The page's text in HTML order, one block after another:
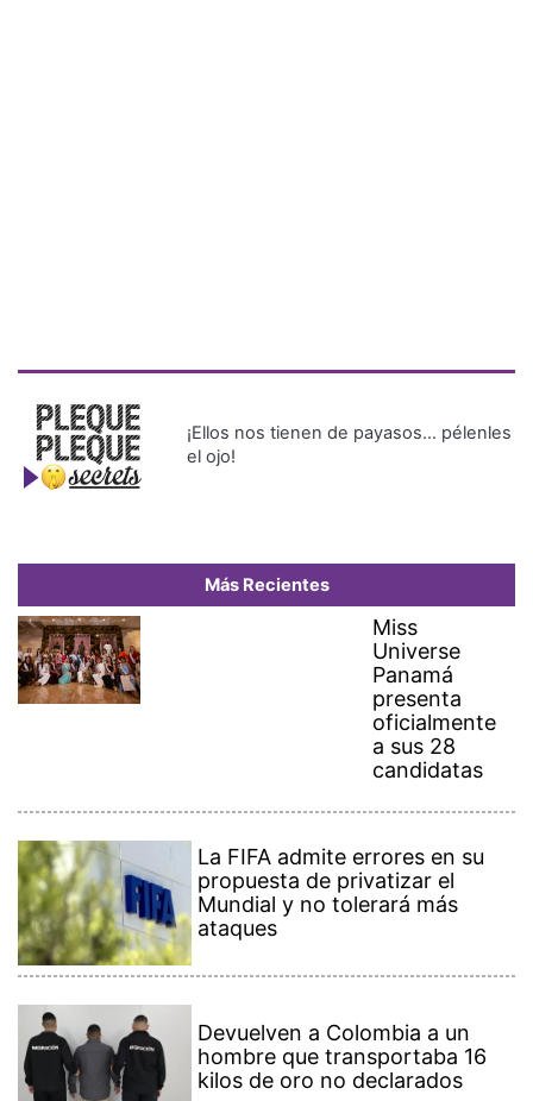
¡Ellos nos tienen de payasos… pélenles
el ojo!
Más Recientes
Miss
Universe
Panamá
presenta
oficialmente
a sus 28
candidatas
La FIFA admite errores en su
propuesta de privatizar el
Mundial y no tolerará más
ataques
Devuelven a Colombia a un
hombre que transportaba 16
kilos de oro no declarados